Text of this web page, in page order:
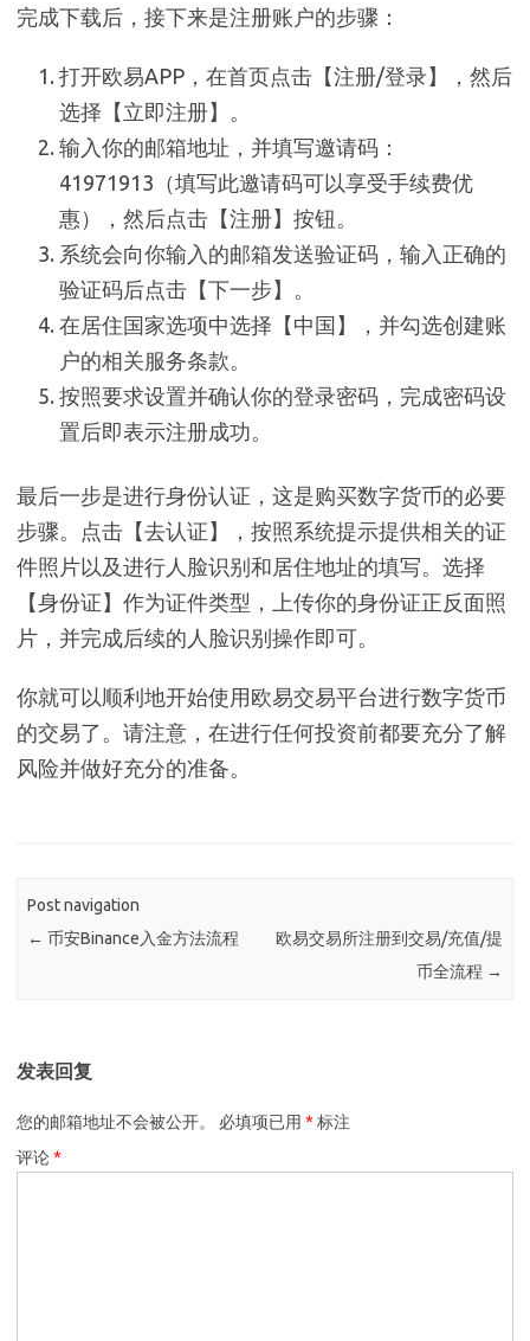
完成下载后，接下来是注册账户的步骤：
打开欧易APP，在首页点击【注册/登录】，然后
选择【立即注册】。
输入你的邮箱地址，并填写邀请码：
41971913（填写此邀请码可以享受手续费优
惠），然后点击【注册】按钮。
系统会向你输入的邮箱发送验证码，输入正确的
验证码后点击【下一步】。
在居住国家选项中选择【中国】，并勾选创建账
户的相关服务条款。
按照要求设置并确认你的登录密码，完成密码设
置后即表示注册成功。
最后一步是进行身份认证，这是购买数字货币的必要
步骤。点击【去认证】，按照系统提示提供相关的证
件照片以及进行人脸识别和居住地址的填写。选择
【身份证】作为证件类型，上传你的身份证正反面照
片，并完成后续的人脸识别操作即可。
你就可以顺利地开始使用欧易交易平台进行数字货币
的交易了。请注意，在进行任何投资前都要充分了解
风险并做好充分的准备。
Post navigation
← 币安Binance入金方法流程
欧易交易所注册到交易/充值/提
币全流程 →
发表回复
您的邮箱地址不会被公开。 必填项已用 * 标注
评论*